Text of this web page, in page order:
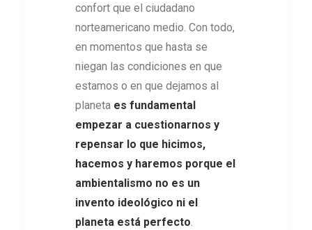
confort que el ciudadano
norteamericano medio. Con todo,
en momentos que hasta se
niegan las condiciones en que
estamos o en que dejamos al
planeta es fundamental
empezar a cuestionarnos y
repensar lo que hicimos,
hacemos y haremos porque el
ambientalismo no es un
invento ideológico ni el
planeta está perfecto.